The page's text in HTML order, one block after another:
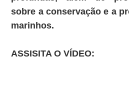
sobre a conservação e a
marinhos.
ASSISITA O VÍDEO: